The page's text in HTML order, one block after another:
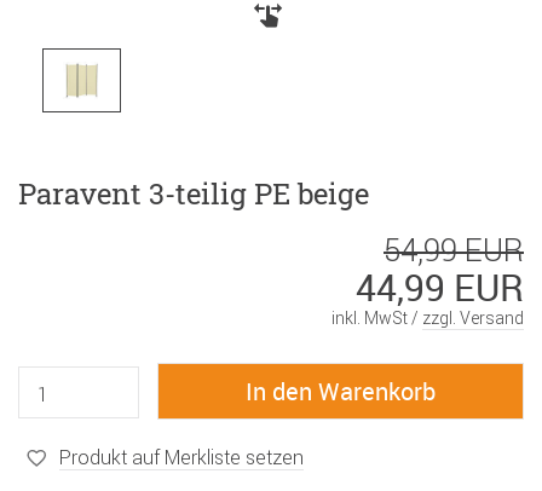
Paravent 3-teilig PE beige
54,99 EUR
44,99 EUR
inkl. MwSt / zzgl. Versand
Produkt auf Merkliste setzen